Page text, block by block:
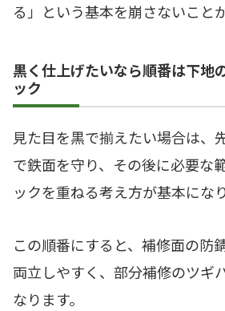
る」という基本を崩さないこと
黒く仕上げたいなら順番は下地
ック
見た目を黒で揃えたい場合は、
で鉄面を守り、その後に必要な
ックを重ねる考え方が基本にな
この順番にすると、補修面の防
両立しやすく、部分補修のツギ
なります。